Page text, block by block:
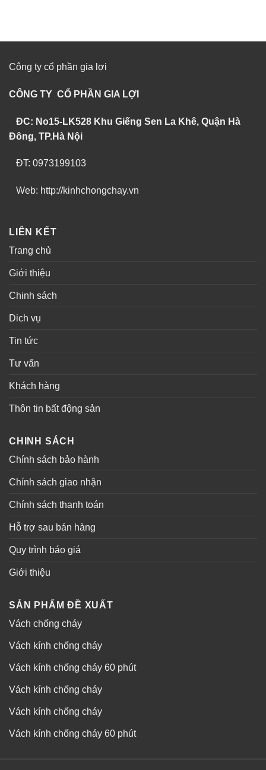
Công ty cổ phần gia lợi
CÔNG TY CỔ PHẦN GIA LỢI
ĐC: No15-LK528 Khu Giếng Sen La Khê, Quận Hà
Đông, TP.Hà Nội
ĐT: 0973199103
Web: http://kinhchongchay.vn
LIÊN KẾT
Trang chủ
Giới thiệu
Chinh sách
Dich vụ
Tin tức
Tư vấn
Khách hàng
Thôn tin bất động sản
CHINH SÁCH
Chính sách bảo hành
Chính sách giao nhận
Chính sách thanh toán
Hỗ trợ sau bán hàng
Quy trình báo giá
Giới thiệu
SẢN PHẨM ĐỀ XUẤT
Vách chống cháy
Vách kính chống cháy
Vách kính chống cháy 60 phút
Vách kính chống cháy
Vách kính chống cháy
Vách kính chống cháy 60 phút